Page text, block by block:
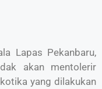
Lapas Pekanbaru,
akan mentolerir
yang dilakukan